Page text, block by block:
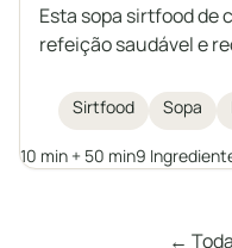
Esta sopa sirtfood de
refeição saudável e
crocantes, é ao
deliciosa.
Sirtfood Sopa
10 min + 50 min9
←